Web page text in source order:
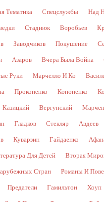
Тематика Спецслужбы Над
Стаднюк Воробьев
Заводчиков Покушение
Азаров Вчера Была Война
Руки Марчелло И Ко
Прокопенко Кононенко
Казицкий Вергунский
Гладков Стекляр Авдеев
Куварзин Гайдаенко
Для Детей Вторая
Стран Романы И
Предатели Гамильтон Хоуп